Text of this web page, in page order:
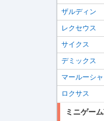
ザルディン
レクセウス
サイクス
デミックス
マールーシャ
ロクサス
ミニゲー